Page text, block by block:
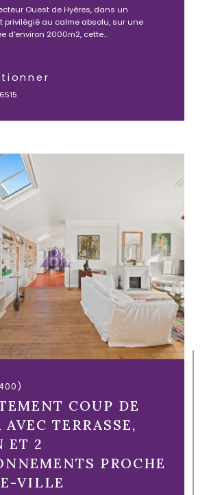
Ouest de Hyères, dans un
privilégié au calme absolu, sur une
d'environ 2000m2, cette...
COUP DE
AVEC TERRASSE,
ET 2
PROCHE
VILLE